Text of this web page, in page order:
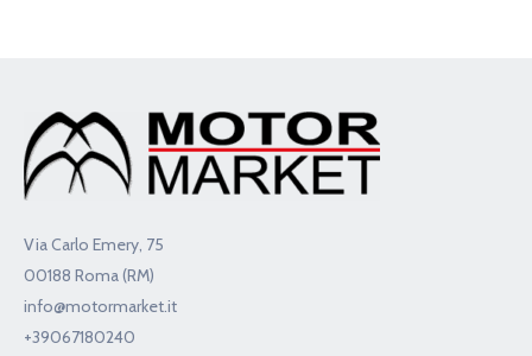
Via Carlo Emery, 75
00188 Roma (RM)
info@motormarket.it
+39067180240